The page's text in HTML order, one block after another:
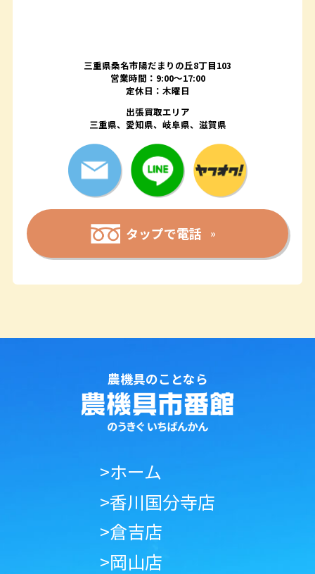
三重県桑名市陽だまりの丘8丁目103
営業時間：9:00〜17:00
定休日：木曜日
出張買取エリア
三重県、愛知県、岐阜県、滋賀県
タップで電話
農機具のことなら
>ホーム
>香川国分寺店
>倉吉店
>岡山店